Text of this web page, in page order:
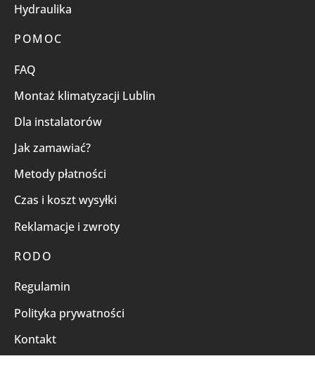
Hydraulika
POMOC
FAQ
Montaż klimatyzacji Lublin
Dla instalatorów
Jak zamawiać?
Metody płatności
Czas i koszt wysyłki
Reklamacje i zwroty
RODO
Regulamin
Polityka prywatności
Kontakt